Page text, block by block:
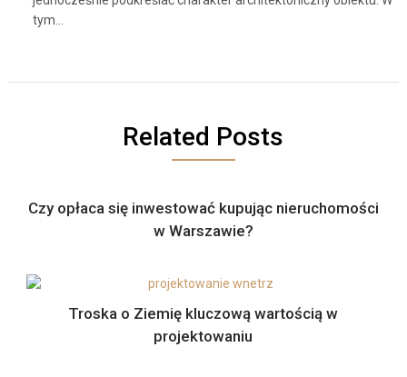
tym…
Related Posts
Czy opłaca się inwestować kupując nieruchomości
w Warszawie?
Troska o Ziemię kluczową wartością w
projektowaniu